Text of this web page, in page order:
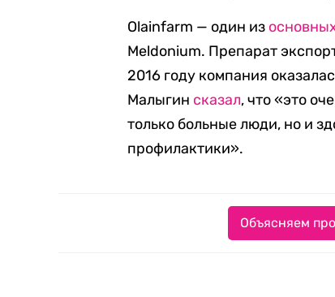
Olainfarm — один из
Meldonium. Препарат
2016 году компания
Малыгин сказал, что «это
только больные люди, но и
профилактики».
Объясняем